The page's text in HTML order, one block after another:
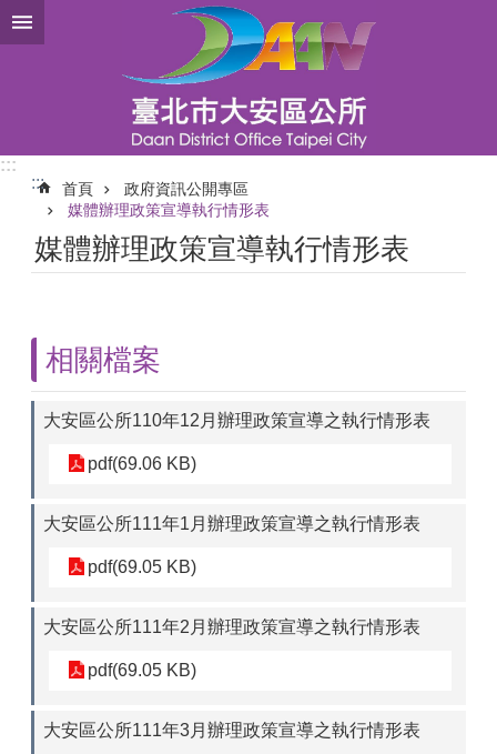
跳到主要內容區塊
:::
:::
首頁
政府資訊公開專區
媒體辦理政策宣導執行情形表
媒體辦理政策宣導執行情形表
相關檔案
大安區公所110年12月辦理政策宣導之執行情形表
pdf(69.06 KB)
大安區公所111年1月辦理政策宣導之執行情形表
pdf(69.05 KB)
大安區公所111年2月辦理政策宣導之執行情形表
pdf(69.05 KB)
大安區公所111年3月辦理政策宣導之執行情形表